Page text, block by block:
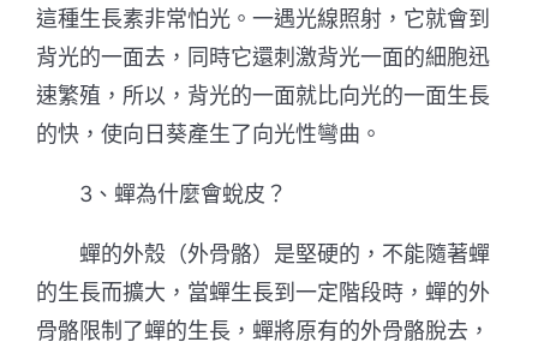
這種生長素非常怕光。一遇光線照射，它就會到
背光的一面去，同時它還刺激背光一面的細胞迅
速繁殖，所以，背光的一面就比向光的一面生長
的快，使向日葵產生了向光性彎曲。
3、蟬為什麼會蛻皮？
蟬的外殼（外骨骼）是堅硬的，不能隨著蟬
的生長而擴大，當蟬生長到一定階段時，蟬的外
骨骼限制了蟬的生長，蟬將原有的外骨骼脫去，